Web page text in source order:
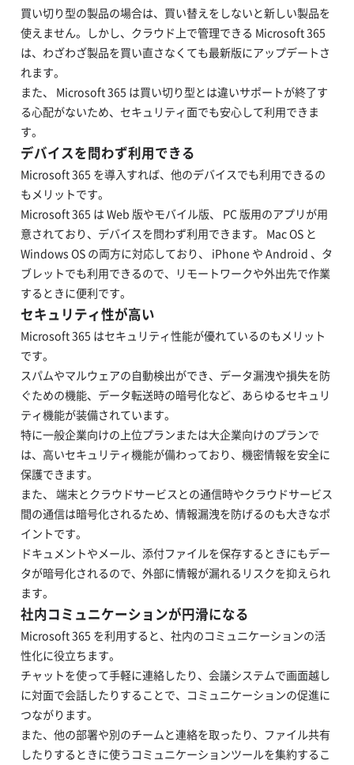
買い切り型の製品の場合は、買い替えをしないと新しい製品を
使えません。しかし、クラウド上で管理できる Microsoft 365
は、わざわざ製品を買い直さなくても最新版にアップデートさ
れます。
また、 Microsoft 365 は買い切り型とは違いサポートが終了す
る心配がないため、セキュリティ面でも安心して利用できま
す。
デバイスを問わず利用できる
Microsoft 365 を導入すれば、他のデバイスでも利用できるの
もメリットです。
Microsoft 365 は Web 版やモバイル版、 PC 版用のアプリが用
意されており、デバイスを問わず利用できます。 Mac OS と
Windows OS の両方に対応しており、 iPhone や Android 、タ
ブレットでも利用できるので、リモートワークや外出先で作業
するときに便利です。
セキュリティ性が高い
Microsoft 365 はセキュリティ性能が優れているのもメリット
です。
スパムやマルウェアの自動検出ができ、データ漏洩や損失を防
ぐための機能、データ転送時の暗号化など、あらゆるセキュリ
ティ機能が装備されています。
特に一般企業向けの上位プランまたは大企業向けのプランで
は、高いセキュリティ機能が備わっており、機密情報を安全に
保護できます。
また、 端末とクラウドサービスとの通信時やクラウドサービス
間の通信は暗号化されるため、情報漏洩を防げるのも大きなポ
イントです。
ドキュメントやメール、添付ファイルを保存するときにもデー
タが暗号化されるので、外部に情報が漏れるリスクを抑えられ
ます。
社内コミュニケーションが円滑になる
Microsoft 365 を利用すると、社内のコミュニケーションの活
性化に役立ちます。
チャットを使って手軽に連絡したり、会議システムで画面越し
に対面で会話したりすることで、コミュニケーションの促進に
つながります。
また、他の部署や別のチームと連絡を取ったり、ファイル共有
したりするときに使うコミュニケーションツールを集約するこ